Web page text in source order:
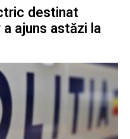
destinat
ajuns astăzi la